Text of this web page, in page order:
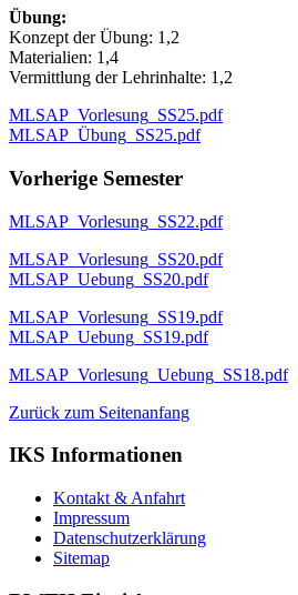
Übung:
Konzept der Übung: 1,2
Materialien: 1,4
Vermittlung der Lehrinhalte: 1,2
MLSAP_Vorlesung_SS25.pdf
MLSAP_Übung_SS25.pdf
Vorherige Semester
MLSAP_Vorlesung_SS22.pdf
MLSAP_Vorlesung_SS20.pdf
MLSAP_Uebung_SS20.pdf
MLSAP_Vorlesung_SS19.pdf
MLSAP_Uebung_SS19.pdf
MLSAP_Vorlesung_Uebung_SS18.pdf
Zurück zum Seitenanfang
IKS Informationen
Kontakt & Anfahrt
Impressum
Datenschutzerklärung
Sitemap